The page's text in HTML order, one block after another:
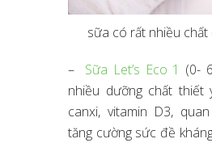
sữa có rất nhiều
– Sữa Let’s Eco 1 (0-
nhiều dưỡng chất thiết
canxi, vitamin D3,
tăng cường sức đề